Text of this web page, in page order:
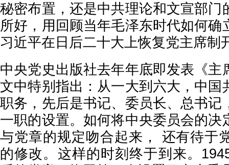
秘密布置，还是中共理论和文宣部门
所好，用回顾当年毛泽东时代如何确
习近平在日后二十大上恢复党主席制
中央党史出版社去年年底即发表《主
文中特别指出：从一大到六大，中国
职务，先后是书记、委员长、总书记
一职的设置。如何将中央委员会的决
与党章的规定吻合起来， 还有待于
的修改。这样的时刻终于到来。